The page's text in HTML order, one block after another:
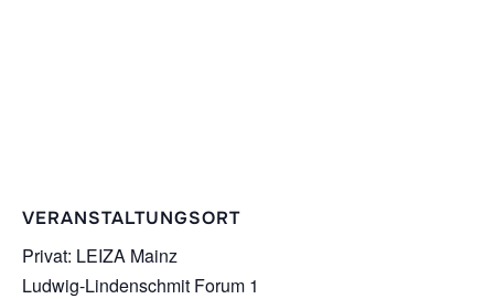
VERANSTALTUNGSORT
Privat: LEIZA Mainz
Ludwig-Lindenschmit Forum 1